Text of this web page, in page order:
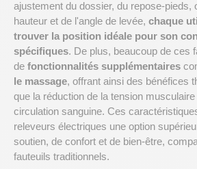
ajustement du dossier, du repose-pieds,
hauteur et de l'angle de levée, chaque
trouver la position idéale pour son
spécifiques. De plus, beaucoup de ces
de fonctionnalités supplémentaires
le massage, offrant ainsi des bénéfices
que la réduction de la tension
circulation sanguine. Ces
releveurs électriques une option
soutien, de confort et de bien-être,
fauteuils traditionnels.